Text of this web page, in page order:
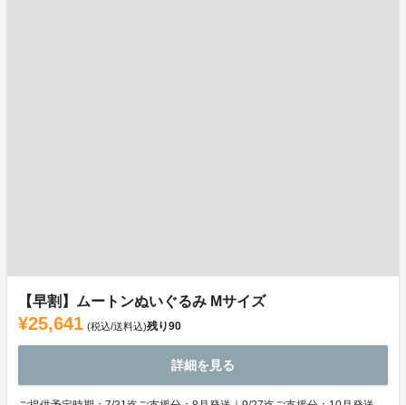
【早割】ムートンぬいぐるみ Mサイズ
¥25,641 (税込/送料込)残り90
詳細を見る